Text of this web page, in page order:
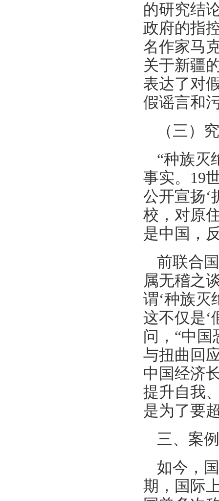
的研究结
政府的指
名作家马
关于新疆
表达了对
假谣言和
（三）
“种族灭
事实。19
公开宣扬‘
校，对原
是中国，
前联合
属无稽之
谓‘种族灭
这不仅是‘
问，“中
与扭曲回
中国经济
提升自我
是为了要
三、案
如今，
期，国际